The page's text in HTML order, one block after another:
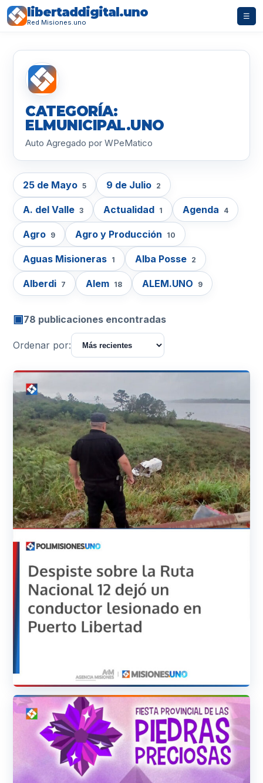
libertaddigital.uno
Red Misiones.uno
☰
CATEGORÍA:
ELMUNICIPAL.UNO
Auto Agregado por WPeMatico
25 de Mayo 5 9 de Julio 2
A. del Valle 3 Actualidad 1 Agenda 4
Agro 9 Agro y Producción 10
Aguas Misioneras 1 Alba Posse 2
Alberdi 7 Alem 18 ALEM.UNO 9
▣78 publicaciones encontradas
Ordenar por: